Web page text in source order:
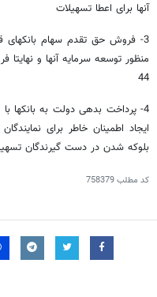
آنها برای اعطا تسهیلات
3- فروش حق تقدم سهام بانکهای
منظور توسعه سرمایه آنها و
44
ایجاد اطمینان خاطر برای
بلوکه شدن در دست گیرندگان
کد مطلب758379